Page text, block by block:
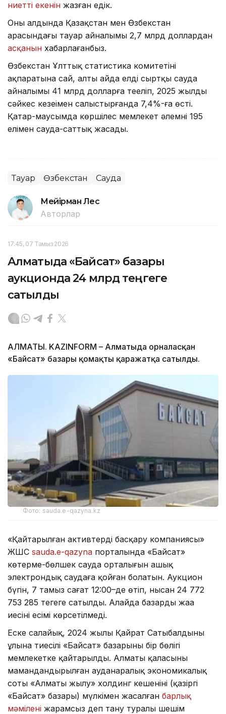
ниетті екенін жазған едік.
Оның алдында Қазақстан мен Өзбекстан
арасындағы тауар айналымы 2,7 млрд доллардан
асқанын хабарлағанбыз.
Өзбекстан Ұлттық статистика комитетінің
ақпаратына сай, алты айда елдің сыртқы сауда
айналымы 41 млрд долларға теңеліп, 2025 жылдың
сәйкес кезеңімен салыстырғанда 7,4%-ға өсті.
Қаңтар-маусымда көршілес мемлекет әлемнің 195
елімен сауда-саттық жасады.
Тауар Өзбекстан Сауда
Мейірман Лес
Авторлар
17:45, 07 Тамыз 2026
Алматыда «Байсат» базары
аукционда 24 млрд теңгеге
сатылды
АЛМАТЫ. KAZINFORM – Алматыда орналасқан
«Байсат» базары қомақты қаражатқа сатылды.
Фото: sauda.e-qazyna.kz
«Қайтарылған активтерді басқару компаниясы»
ЖШС sauda.е-qazyna порталында «Байсат»
көтерме-бөлшек сауда орталығын ашық
электрондық саудаға қойған болатын. Аукцион
бүгін, 7 тамыз сағат 12:00–де өтіп, нысан 24 772
753 285 теңгеге сатылды. Алайда базардың жаңа
иесінің есімі көрсетілмеді.
Еске салайық, 2024 жылы Қайрат Сатыбалдының
ұлына тиесілі «Байсат» базарының бір бөлігі
мемлекетке қайтарылды. Алматы қаласының
мамандандырылған ауданаралық экономикалық
соты «Алматы жылу» холдинг кешенінің (қазіргі
«Байсат» базары) мүлкімен жасалған барлық
мәмілені жарамсыз деп тану туралы шешім